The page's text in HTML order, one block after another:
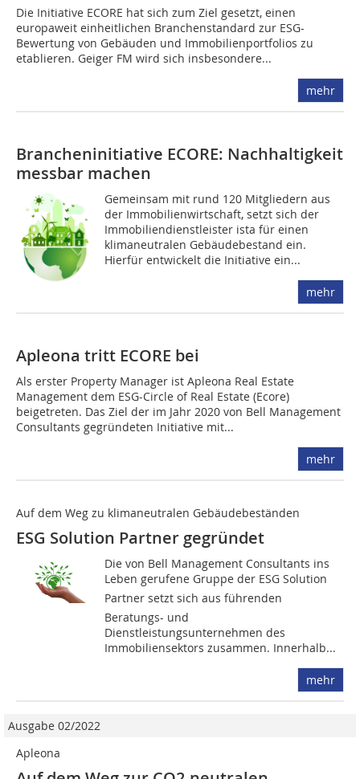
Die Initiative ECORE hat sich zum Ziel gesetzt, einen
europaweit einheitlichen Branchenstandard zur ESG-
Bewertung von Gebäuden und Immobilienportfolios zu
etablieren. Geiger FM wird sich insbesondere...
mehr
Brancheninitiative ECORE: Nachhaltigkeit
messbar machen
Gemeinsam mit rund 120 Mitgliedern aus
der Immobilienwirtschaft, setzt sich der
Immobiliendienstleister ista für einen
klimaneutralen Gebäudebestand ein.
Hierfür entwickelt die Initiative ein...
mehr
Apleona tritt ECORE bei
Als erster Property Manager ist Apleona Real Estate
Management dem ESG-Circle of Real Estate (Ecore)
beigetreten. Das Ziel der im Jahr 2020 von Bell Management
Consultants gegründeten Initiative mit...
mehr
Auf dem Weg zu klimaneutralen Gebäudebeständen
ESG Solution Partner gegründet
Die von Bell Management Consultants ins
Leben gerufene Gruppe der ESG Solution
Partner setzt sich aus führenden
Beratungs- und
Dienstleistungsunternehmen des
Immobiliensektors zusammen. Innerhalb...
mehr
Ausgabe 02/2022
Apleona